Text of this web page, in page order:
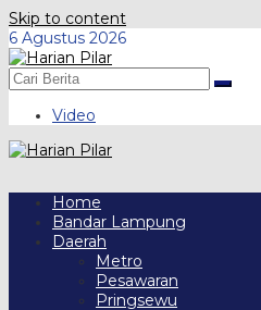
Skip to content
6 Agustus 2026
Video
Home
Bandar Lampung
Daerah
Metro
Pesawaran
Pringsewu